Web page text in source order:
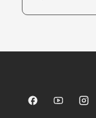
Sparkasse auf